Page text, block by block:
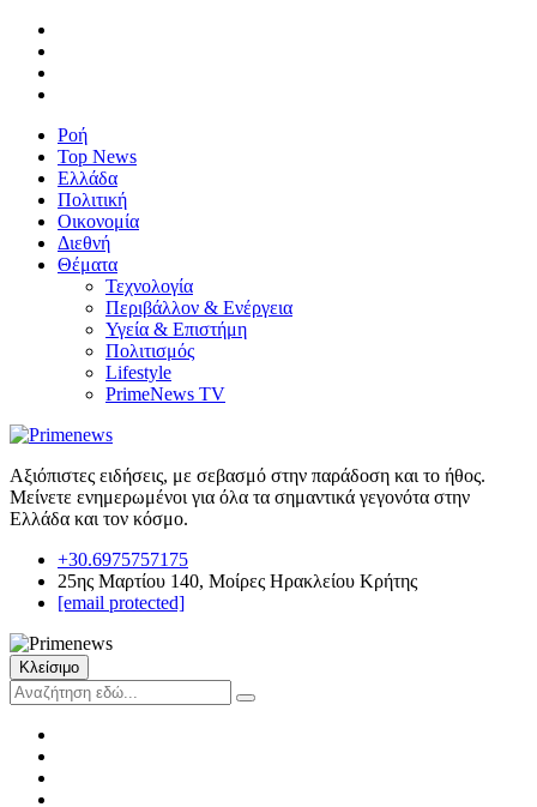
Ροή
Top News
Ελλάδα
Πολιτική
Οικονομία
Διεθνή
Θέματα
Τεχνολογία
Περιβάλλον & Ενέργεια
Υγεία & Επιστήμη
Πολιτισμός
Lifestyle
PrimeNews TV
Αξιόπιστες ειδήσεις, με σεβασμό στην παράδοση και το ήθος.
Μείνετε ενημερωμένοι για όλα τα σημαντικά γεγονότα στην
Ελλάδα και τον κόσμο.
+30.6975757175
25ης Μαρτίου 140, Μοίρες Ηρακλείου Κρήτης
[email protected]
Κλείσιμο